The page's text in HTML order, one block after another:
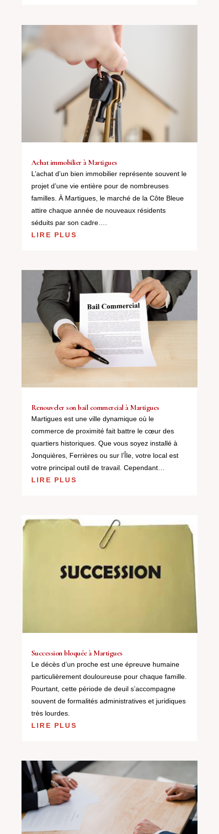
Achat immobilier à Martigues
L’achat d’un bien immobilier représente souvent le
projet d’une vie entière pour de nombreuses
familles. À Martigues, le marché de la Côte Bleue
attire chaque année de nouveaux résidents
séduits par son cadre….
LIRE PLUS
Renouveler son bail commercial à Martigues
Martigues est une ville dynamique où le
commerce de proximité fait battre le cœur des
quartiers historiques. Que vous soyez installé à
Jonquières, Ferrières ou sur l’Île, votre local est
votre principal outil de travail. Cependant…
LIRE PLUS
Succession bloquée à Martigues
Le décès d’un proche est une épreuve humaine
particulièrement douloureuse pour chaque famille.
Pourtant, cette période de deuil s’accompagne
souvent de formalités administratives et juridiques
très lourdes.
LIRE PLUS